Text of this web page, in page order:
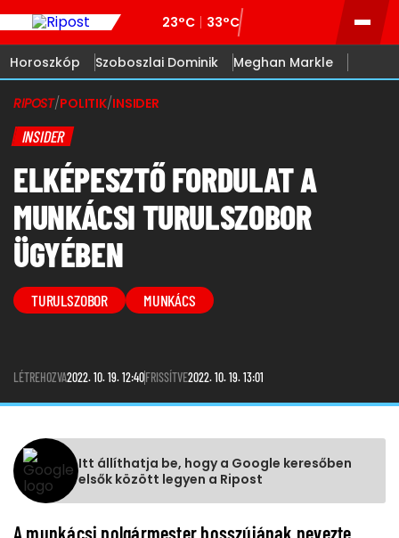
23°C 33°C
Horoszkóp Szoboszlai Dominik Meghan Markle
RIPOST/POLITIK/INSIDER
INSIDER
ELKÉPESZTŐ FORDULAT A
MUNKÁCSI TURULSZOBOR
ÜGYÉBEN
TURULSZOBOR MUNKÁCS
LÉTREHOZVA2022. 10. 19. 12:40FRISSÍTVE2022. 10. 19. 13:01
Itt állíthatja be, hogy a Google keresőben
elsők között legyen a Ripost
A munkácsi polgármester bosszújának nevezte